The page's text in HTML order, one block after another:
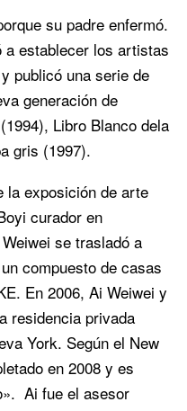
su padre enfermó.
a establecer los artistas
publicó una serie de
generación de
Libro Blanco dela
gris (1997).
la exposición de arte
curador en
se trasladó a
compuesto de casas
En 2006, Ai Weiwei y
residencia privada
York. Según el New
en 2008 y es
Ai fue el asesor